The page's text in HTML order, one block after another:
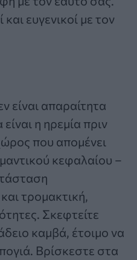
ευγενικοί με τον
είναι απαραίτητα
η ηρεμία πριν
που απομένει
κεφαλαίου –
τρομακτική,
Σκεφτείτε
καμβά, έτοιμο να
Βρίσκεστε στα